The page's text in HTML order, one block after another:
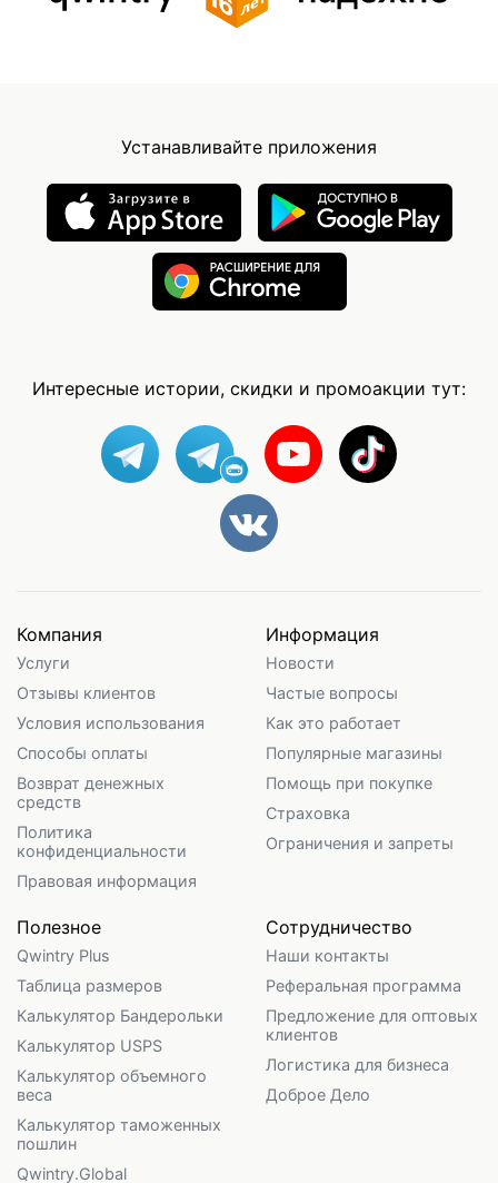
Устанавливайте приложения
Интересные истории, скидки и промоакции тут:
Компания
Услуги
Отзывы клиентов
Условия использования
Способы оплаты
Возврат денежных
средств
Политика
конфиденциальности
Правовая информация
Информация
Новости
Частые вопросы
Как это работает
Популярные магазины
Помощь при покупке
Страховка
Ограничения и запреты
Полезное
Qwintry Plus
Таблица размеров
Калькулятор Бандерольки
Калькулятор USPS
Калькулятор объемного
веса
Калькулятор таможенных
пошлин
Qwintry.Global
Сотрудничество
Наши контакты
Реферальная программа
Предложение для оптовых
клиентов
Логистика для бизнеса
Доброе Дело